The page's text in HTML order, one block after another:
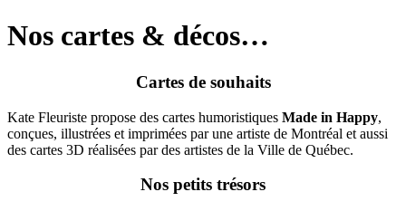
Nos cartes & décos…
Cartes de souhaits
Kate Fleuriste propose des cartes humoristiques Made in Happy,
conçues, illustrées et imprimées par une artiste de Montréal et aussi
des cartes 3D réalisées par des artistes de la Ville de Québec.
Nos petits trésors